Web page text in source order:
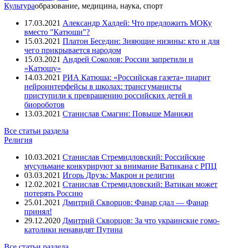
Культураобразование, медицина, наука, спорт
17.03.2021 Александр Халдей: Что предложить МОКу
вместо "Катюши"?
15.03.2021 Платон Беседин: Зияющие низины: кто и для
чего прикрывается народом
15.03.2021 Андрей Соколов: России запретили и
«Катюшу»
14.03.2021 РИА Катюша: «Российская газета» пиарит
нейроинтерфейсы в школах: трансгуманисты
приступили к превращению российских детей в
биороботов
13.03.2021 Станислав Смагин: Повыше Манижи
Все статьи раздела
Религия
10.03.2021 Станислав Стремидловский: Российские
мусульмане конкурируют за внимание Ватикана с РПЦ
03.03.2021 Игорь Друзь: Макрон и религии
12.02.2021 Станислав Стремидловский: Ватикан может
потерять Россию
25.01.2021 Дмитрий Скворцов: Фанар сдал — Фанар
принял!
29.12.2020 Дмитрий Скворцов: За что украинские гомо-
католики ненавидят Путина